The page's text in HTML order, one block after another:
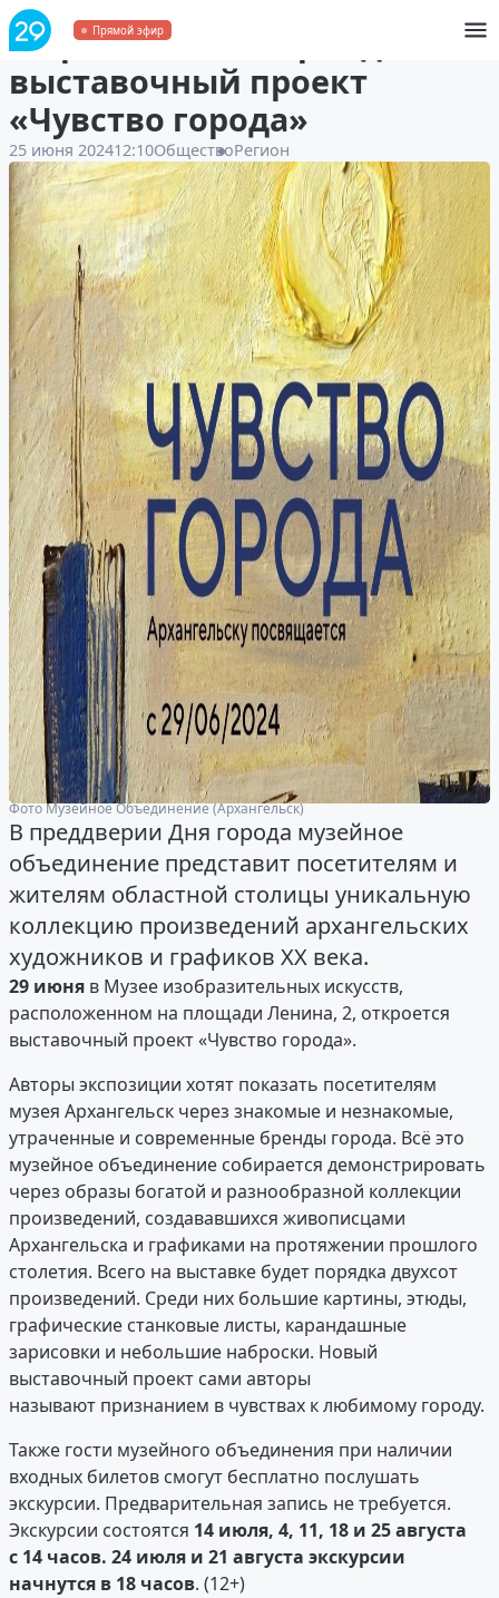
Прямой эфир
В Архангельске пройдёт
выставочный проект
«Чувство города»
25 июня 202412:10ОбществоРегион
Фото Музейное Объединение (Архангельск)
В преддверии Дня города музейное
объединение представит посетителям и
жителям областной столицы уникальную
коллекцию произведений архангельских
художников и графиков XX века.
29 июня в Музее изобразительных искусств,
расположенном на площади Ленина, 2, откроется
выставочный проект «Чувство города».
Авторы экспозиции хотят показать посетителям
музея Архангельск через знакомые и незнакомые,
утраченные и современные бренды города. Всё это
музейное объединение собирается демонстрировать
через образы богатой и разнообразной коллекции
произведений, создававшихся живописцами
Архангельска и графиками на протяжении прошлого
столетия. Всего на выставке будет порядка двухсот
произведений. Среди них большие картины, этюды,
графические станковые листы, карандашные
зарисовки и небольшие наброски. Новый
выставочный проект сами авторы
называют признанием в чувствах к любимому городу.
Также гости музейного объединения при наличии
входных билетов смогут бесплатно послушать
экскурсии. Предварительная запись не требуется.
Экскурсии состоятся 14 июля, 4, 11, 18 и 25 августа
с 14 часов. 24 июля и 21 августа экскурсии
начнутся в 18 часов. (12+)